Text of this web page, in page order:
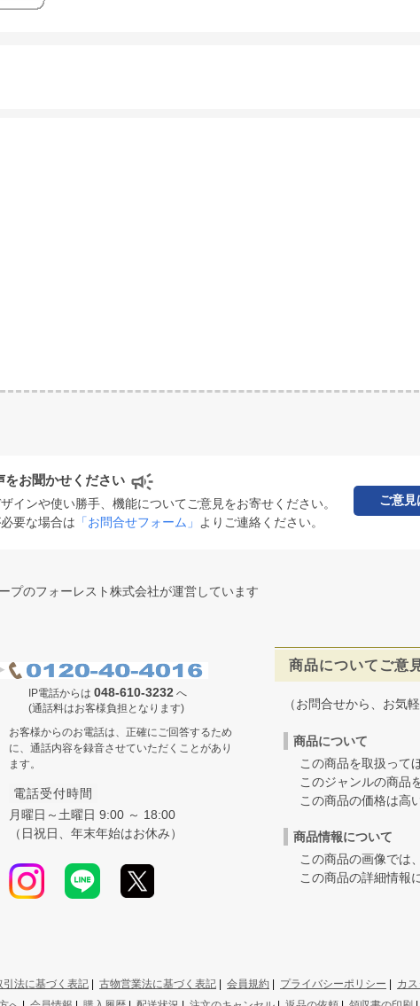
をお聞かせください
インや使い勝手、機能についてご意見をお寄せください。
要な場合は 「お問合せフォーム」 よりご連絡ください。
ご意見
プのフォーレスト株式会社が運営しています
IP電話からは 048-610-3232 へ
(通話料はお客様負担となります)
お客様からのお電話は、正確にご回答するため
に、通話内容を録音させていただくことがあり
ます。
電話受付時間
月曜日～土曜日 9:00 ～ 18:00
（日祝日、年末年始はお休み）
商品についてご意
（お問合せから、お気
商品について
この商品を取扱って
このジャンルの商品
この商品の価格は高
商品情報について
この商品の画像では
この商品の詳細情報
引法に基づく表記 古物営業法に基づく表記 会員規約 プライバシーポリシー
カ